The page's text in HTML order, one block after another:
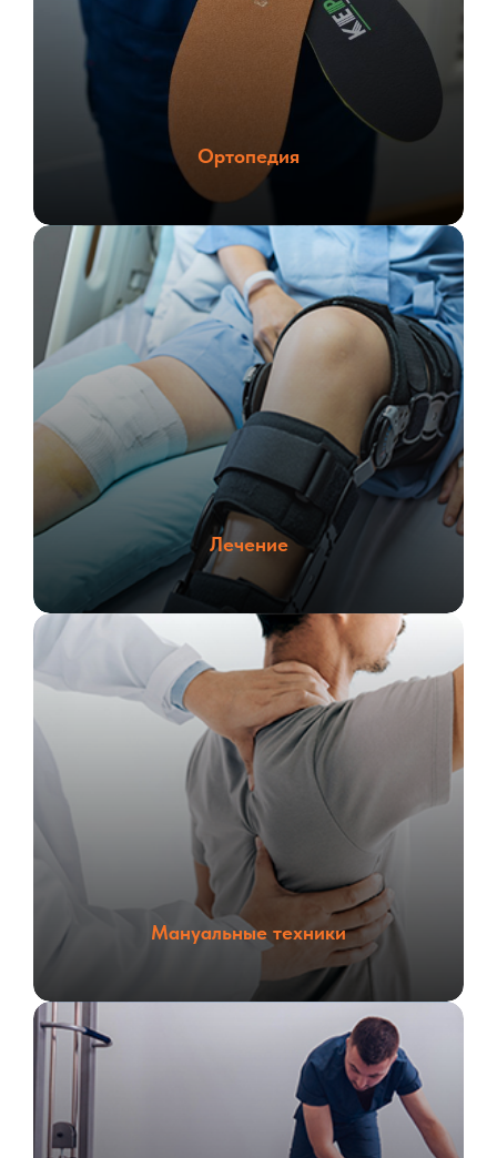
Ортопедия
Лечение
Мануальные техники